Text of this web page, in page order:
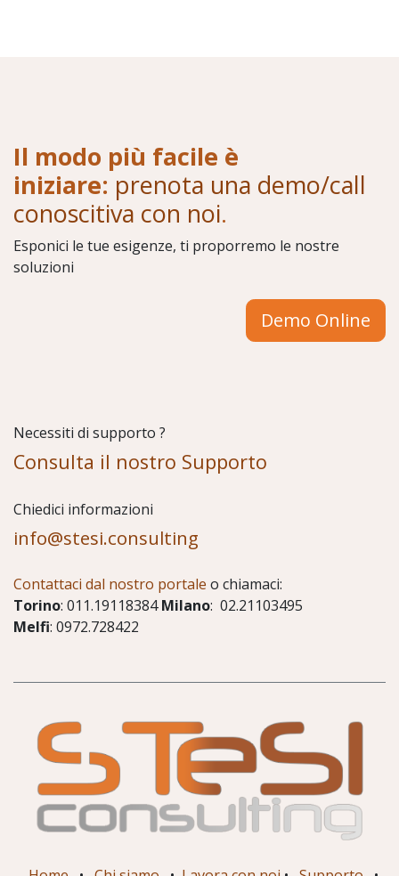
Il modo più facile è
iniziare: prenota una demo/call
conoscitiva con noi.
Esponici le tue esigenze, ti proporremo le nostre
soluzioni
Demo Online
Necessiti di supporto ?
Consulta il nostro Supporto
Chiedici informazioni
info@stesi.consulting
Contattaci dal nostro portale o chiamaci:
Torino: 011.19118384Milano: 02.21103495
Melfi: 0972.728422